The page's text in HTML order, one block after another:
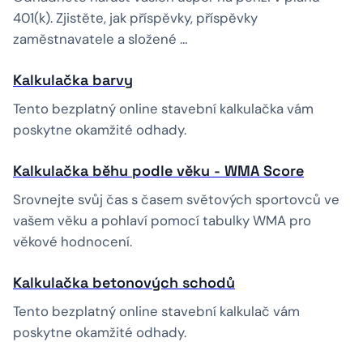
401(k). Zjistěte, jak příspěvky, příspěvky
zaměstnavatele a složené …
Kalkulačka barvy
Tento bezplatný online stavební kalkulačka vám
poskytne okamžité odhady.
Kalkulačka běhu podle věku - WMA Score
Srovnejte svůj čas s časem světových sportovců ve
vašem věku a pohlaví pomocí tabulky WMA pro
věkové hodnocení.
Kalkulačka betonových schodů
Tento bezplatný online stavební kalkulač vám
poskytne okamžité odhady.